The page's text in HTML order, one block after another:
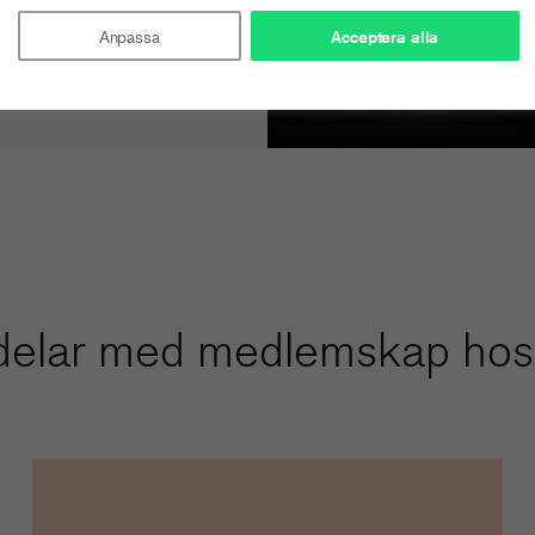
Anpassa Acceptera alla
med medlemskap